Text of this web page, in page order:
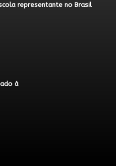
representante no Brasil
à